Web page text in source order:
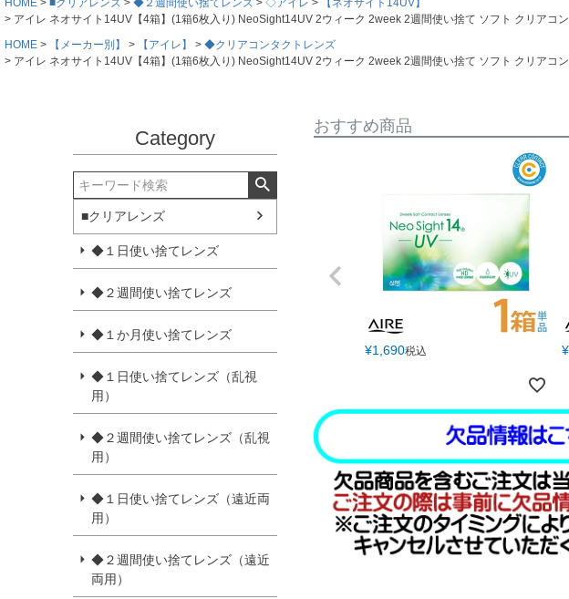
HOME ■クリアレンズ ◆２週間使い捨てレンズ ◇アイレ
【ネオサイト14UV】
アイレ ネオサイト14UV【4箱】(1箱6枚入り) NeoSight14UV 2ウィーク 2week 2週間使い捨て ソフト クリアコ
HOME
【メーカー別】 【アイレ】
◆クリアコンタクトレンズ
アイレ ネオサイト14UV【4箱】(1箱6枚入り) NeoSight14UV 2ウィーク 2week 2週間使い捨て ソフト クリアコ
Category
■クリアレンズ
◆１日使い捨てレンズ
◆２週間使い捨てレンズ
◆１か月使い捨てレンズ
◆１日使い捨てレンズ（乱視
用）
◆２週間使い捨てレンズ（乱視
用）
◆１日使い捨てレンズ（遠近両
用）
◆２週間使い捨てレンズ（遠近
両用）
おすすめ商品
¥1,690税込 ¥